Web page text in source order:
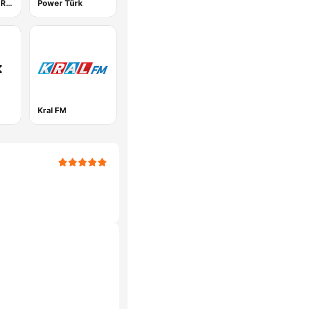
Country Music Radio - Country Mix Power Türk
Kral FM